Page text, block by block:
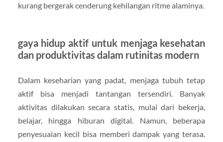
kurang bergerak cenderung kehilangan ritme alaminya.
gaya hidup aktif untuk menjaga kesehatan
dan produktivitas dalam rutinitas modern
Dalam keseharian yang padat, menjaga tubuh tetap
aktif bisa menjadi tantangan tersendiri. Banyak
aktivitas dilakukan secara statis, mulai dari bekerja,
belajar, hingga hiburan digital. Namun, beberapa
penyesuaian kecil bisa memberi dampak yang terasa.